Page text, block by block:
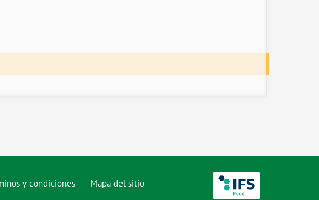
y condiciones Mapa del sitio